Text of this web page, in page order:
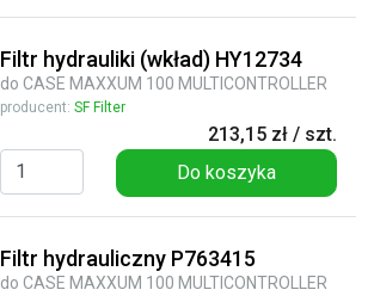
Filtr hydrauliki (wkład) HY12734
do CASE MAXXUM 100 MULTICONTROLLER
producent: SF Filter
213,15 zł / szt.
Do koszyka
Filtr hydrauliczny P763415
do CASE MAXXUM 100 MULTICONTROLLER